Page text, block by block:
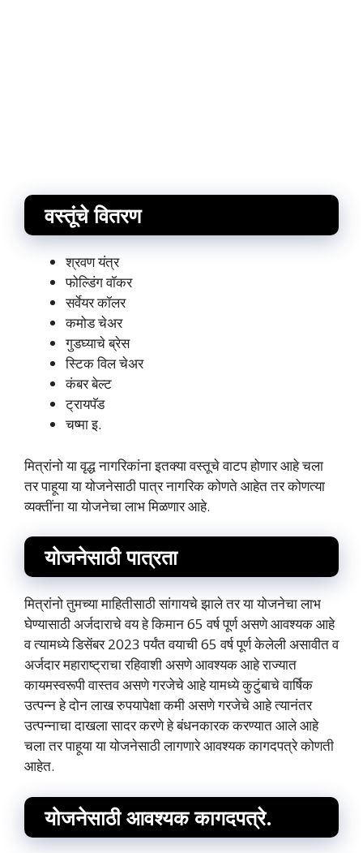
वस्तूंचे वितरण
श्रवण यंत्र
फोल्डिंग वॉकर
सर्वेयर कॉलर
कमोड चेअर
गुडघ्याचे ब्रेस
स्टिक विल चेअर
कंबर बेल्ट
ट्रायपॅड
चष्मा इ.
मित्रांनो या वृद्ध नागरिकांना इतक्या वस्तूचे वाटप होणार आहे चला
तर पाहूया या योजनेसाठी पात्र नागरिक कोणते आहेत तर कोणत्या
व्यक्तींना या योजनेचा लाभ मिळणार आहे.
योजनेसाठी पात्रता
मित्रांनो तुमच्या माहितीसाठी सांगायचे झाले तर या योजनेचा लाभ
घेण्यासाठी अर्जदाराचे वय हे किमान 65 वर्ष पूर्ण असणे आवश्यक आहे
व त्यामध्ये डिसेंबर 2023 पर्यंत वयाची 65 वर्ष पूर्ण केलेली असावीत व
अर्जदार महाराष्ट्राचा रहिवाशी असणे आवश्यक आहे राज्यात
कायमस्वरूपी वास्तव असणे गरजेचे आहे यामध्ये कुटुंबाचे वार्षिक
उत्पन्न हे दोन लाख रुपयापेक्षा कमी असणे गरजेचे आहे त्यानंतर
उत्पन्नाचा दाखला सादर करणे हे बंधनकारक करण्यात आले आहे
चला तर पाहूया या योजनेसाठी लागणारे आवश्यक कागदपत्रे कोणती
आहेत.
योजनेसाठी आवश्यक कागदपत्रे.